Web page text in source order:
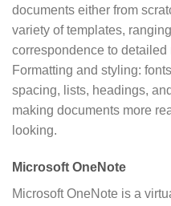
documents either from
variety of templates,
correspondence to
Formatting and styling:
spacing, lists, headings,
making documents more
looking.
Microsoft OneNote
Microsoft OneNote is a